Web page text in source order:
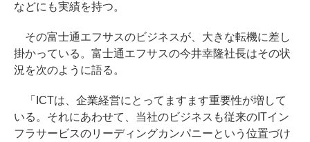
などにも実績を持つ。
その富士通エフサスのビジネスが、大きな転機に差し
掛かっている。富士通エフサスの今井幸隆社長はその状
況を次のように語る。
「ICTは、企業経営にとってますます重要性が増して
いる。それにあわせて、当社のビジネスも従来のITイン
フラサービスのリーディングカンパニーという位置づけ